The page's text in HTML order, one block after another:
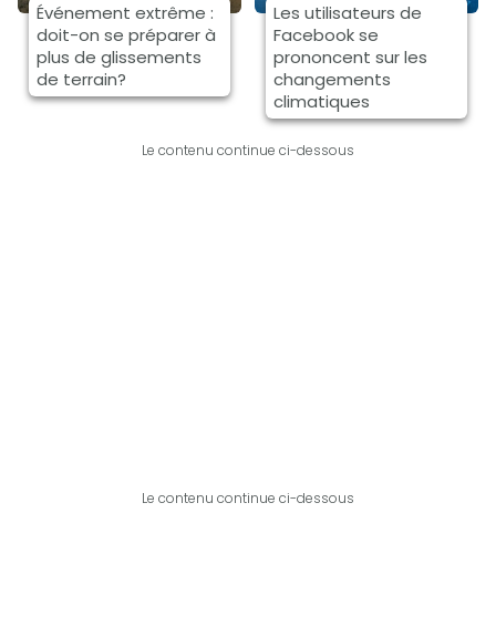
Événement extrême :
doit-on se préparer à
plus de glissements
de terrain?
Les utilisateurs de
Facebook se
prononcent sur les
changements
climatiques
Le contenu continue ci-dessous
Le contenu continue ci-dessous